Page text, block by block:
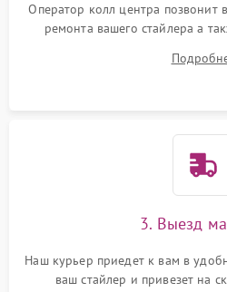
Оператор колл центра позвонит
ремонта вашего стайлера а
3. Выезд
Наш курьер приедет к вам в
ваш стайлер и привезет на